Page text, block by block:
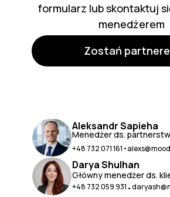
Aleksandr Sapieha
Menedżer ds.
+48 732 071 161 •
Darya Shulhan
Główny menedżer ds.
+48 732 059 931 •
formularz lub skontaktuj
menedżerem
Zostań